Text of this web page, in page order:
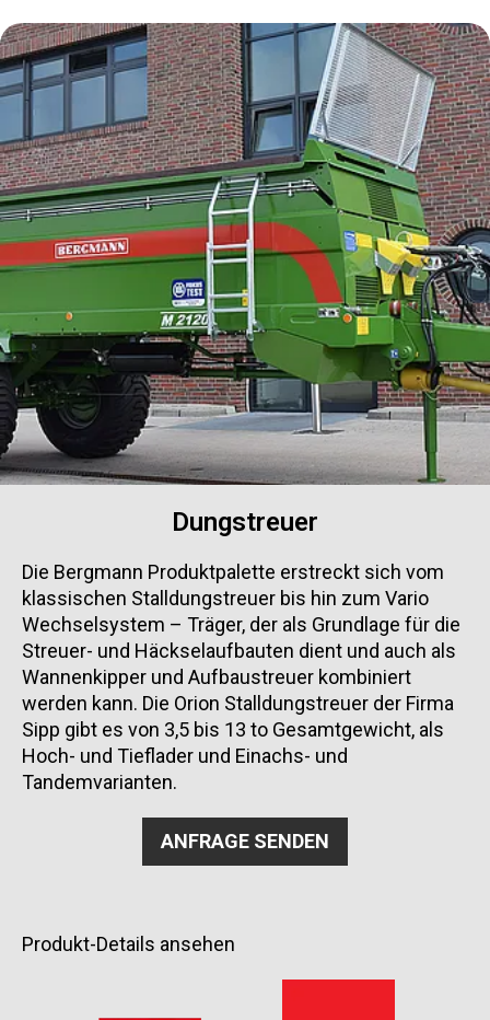
Dungstreuer
Die Bergmann Produktpalette erstreckt sich vom
klassischen Stalldungstreuer bis hin zum Vario
Wechselsystem – Träger, der als Grundlage für die
Streuer- und Häckselaufbauten dient und auch als
Wannenkipper und Aufbaustreuer kombiniert
werden kann. Die Orion Stalldungstreuer der Firma
Sipp gibt es von 3,5 bis 13 to Gesamtgewicht, als
Hoch- und Tieflader und Einachs- und
Tandemvarianten.
ANFRAGE SENDEN
Produkt-Details ansehen